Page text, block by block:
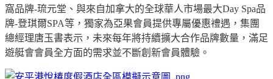
窩品牌-琉元堂、與來自加拿大的全球華人市場最大Day Spa品
牌-登琪爾SPA等，獨家為亞果會員提供專屬優惠禮遇，集團
總經理唐玉書表示，未來每年將持續擴大合作品牌數量，滿足
遊艇會會員全方面的需求並不斷創新會員體驗。